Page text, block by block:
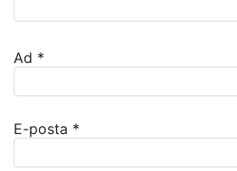
Ad *
E-posta *